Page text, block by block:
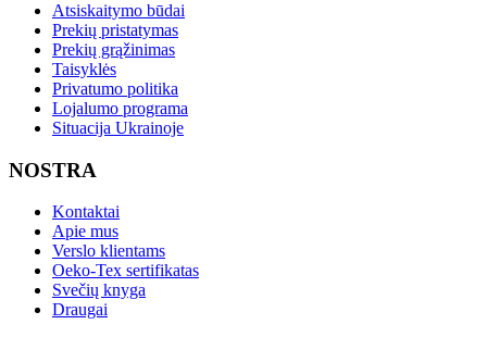
Atsiskaitymo būdai
Prekių pristatymas
Prekių grąžinimas
Taisyklės
Privatumo politika
Lojalumo programa
Situacija Ukrainoje
NOSTRA
Kontaktai
Apie mus
Verslo klientams
Oeko-Tex sertifikatas
Svečių knyga
Draugai